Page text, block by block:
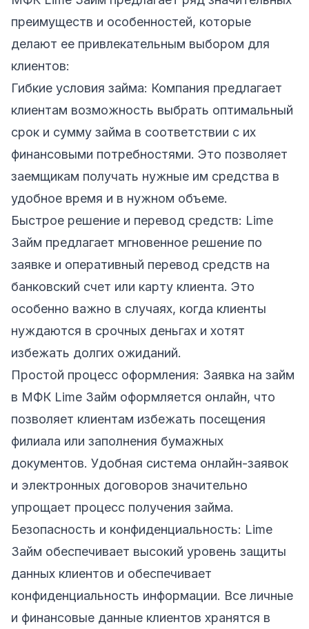
преимуществ и особенностей, которые
делают ее привлекательным выбором для
клиентов:
Гибкие условия займа: Компания предлагает
клиентам возможность выбрать оптимальный
срок и сумму займа в соответствии с их
финансовыми потребностями. Это позволяет
заемщикам получать нужные им средства в
удобное время и в нужном объеме.
Быстрое решение и перевод средств: Lime
Займ предлагает мгновенное решение по
заявке и оперативный перевод средств на
банковский счет или карту клиента. Это
особенно важно в случаях, когда клиенты
нуждаются в срочных деньгах и хотят
избежать долгих ожиданий.
Простой процесс оформления: Заявка на займ
в МФК Lime Займ оформляется онлайн, что
позволяет клиентам избежать посещения
филиала или заполнения бумажных
документов. Удобная система онлайн-заявок
и электронных договоров значительно
упрощает процесс получения займа.
Безопасность и конфиденциальность: Lime
Займ обеспечивает высокий уровень защиты
данных клиентов и обеспечивает
конфиденциальность информации. Все личные
и финансовые данные клиентов хранятся в